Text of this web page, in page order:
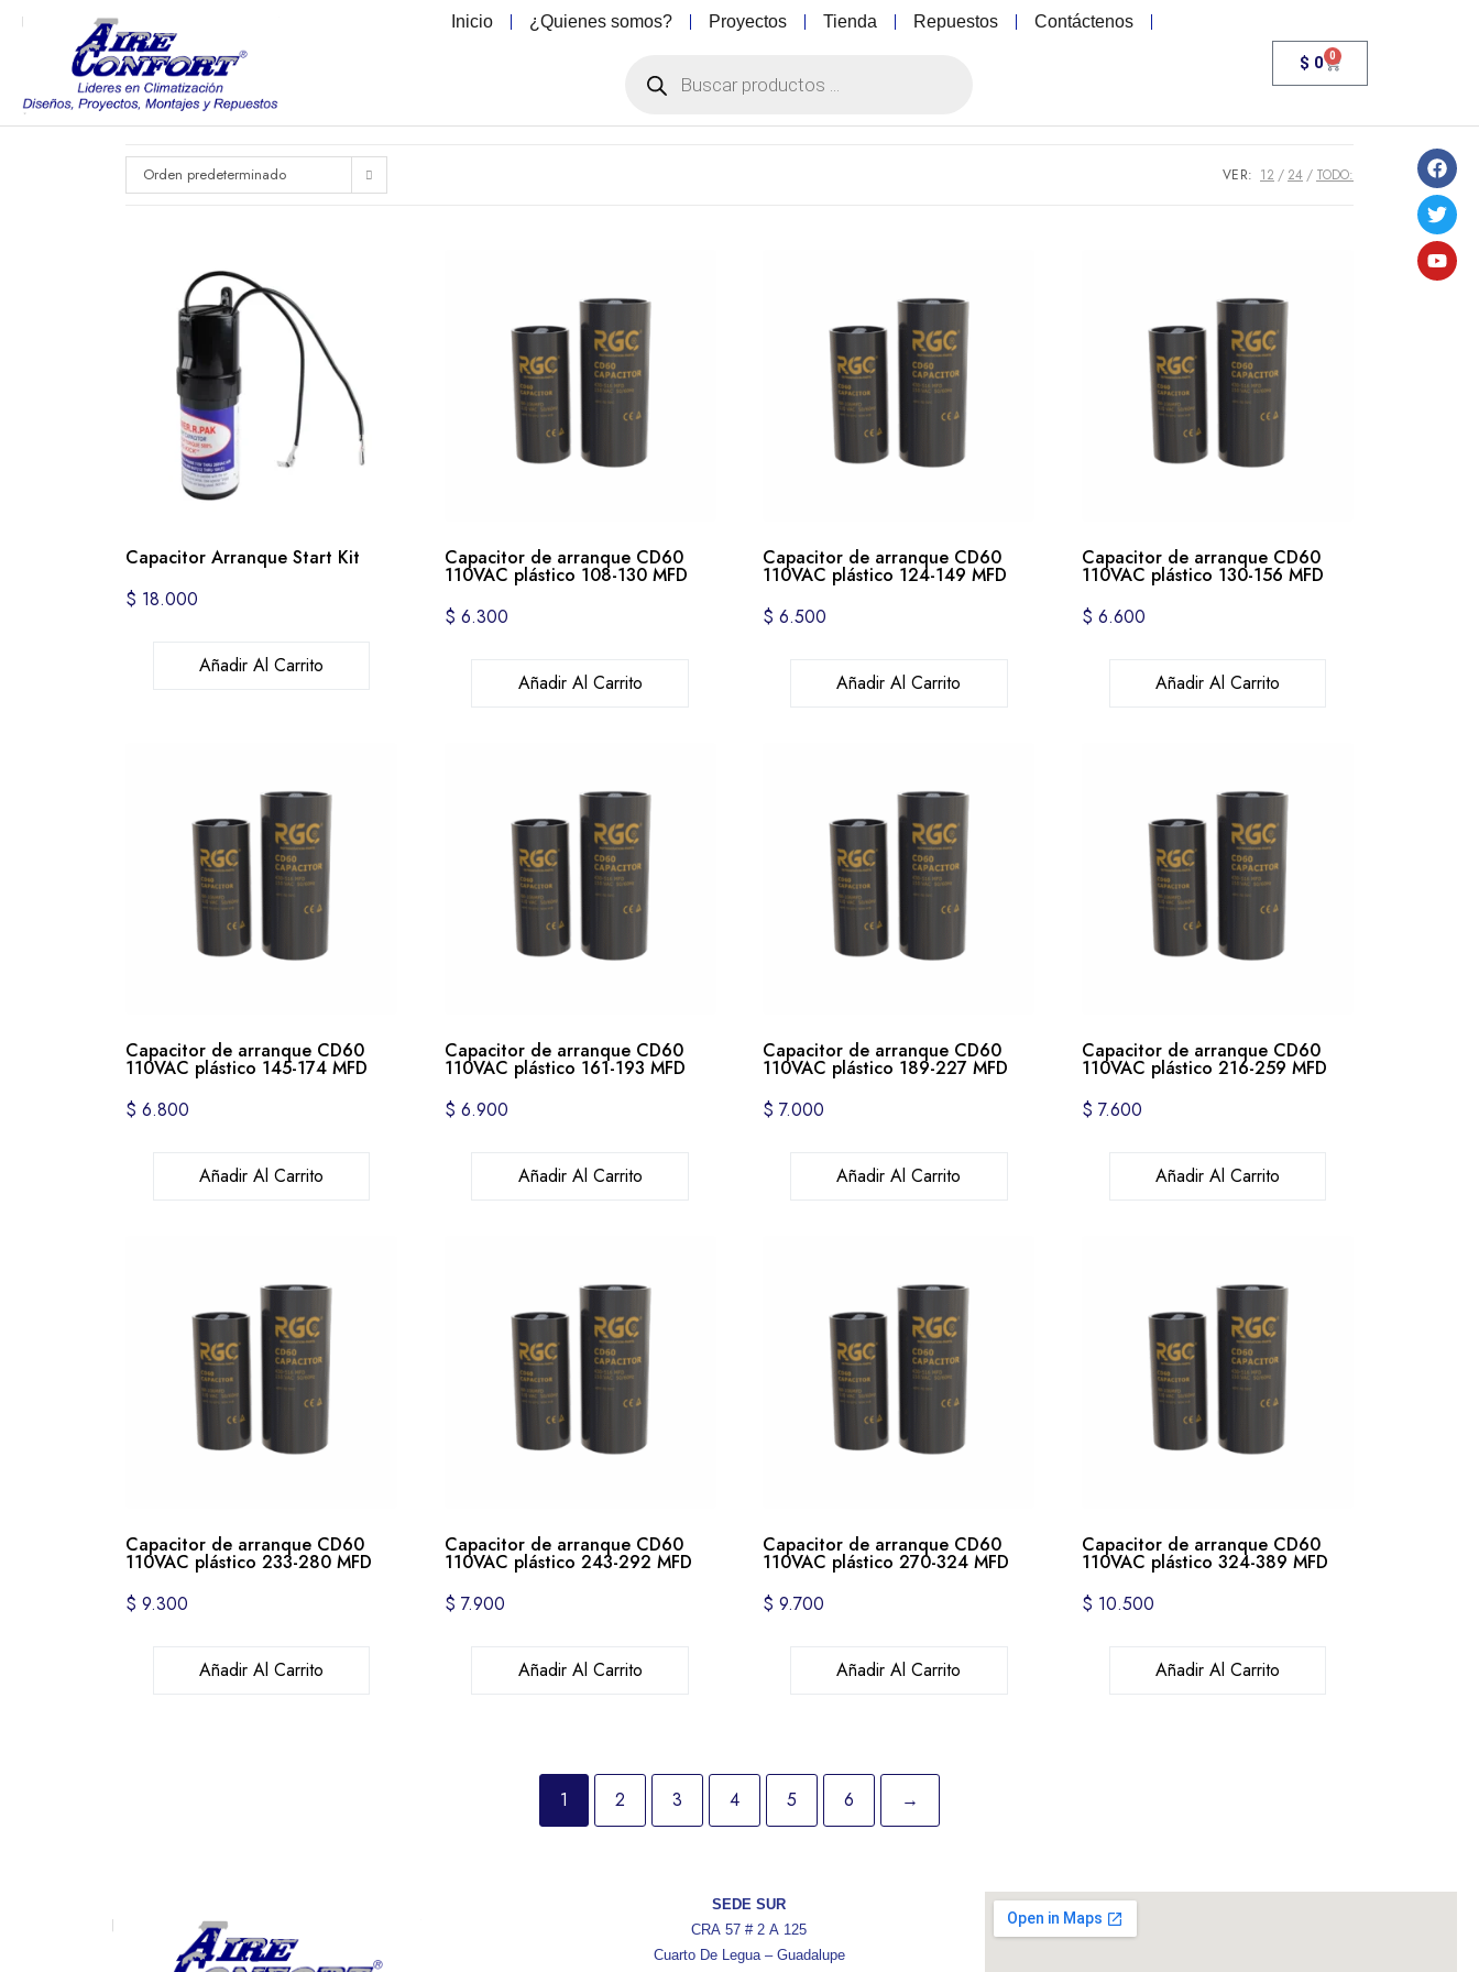
Inicio ¿Quienes somos? Proyectos Tienda Repuestos Contáctenos
$ 0 0
Orden predeterminado VER: 12 24 TODO:
Capacitor Arranque Start Kit
$ 18.000
Añadir Al Carrito
Capacitor de arranque CD60
110VAC plástico 108-130 MFD
$ 6.300
Añadir Al Carrito
Capacitor de arranque CD60
110VAC plástico 124-149 MFD
$ 6.500
Añadir Al Carrito
Capacitor de arranque CD60
110VAC plástico 130-156 MFD
$ 6.600
Añadir Al Carrito
Capacitor de arranque CD60
110VAC plástico 145-174 MFD
$ 6.800
Añadir Al Carrito
Capacitor de arranque CD60
110VAC plástico 161-193 MFD
$ 6.900
Añadir Al Carrito
Capacitor de arranque CD60
110VAC plástico 189-227 MFD
$ 7.000
Añadir Al Carrito
Capacitor de arranque CD60
110VAC plástico 216-259 MFD
$ 7.600
Añadir Al Carrito
Capacitor de arranque CD60
110VAC plástico 233-280 MFD
$ 9.300
Añadir Al Carrito
Capacitor de arranque CD60
110VAC plástico 243-292 MFD
$ 7.900
Añadir Al Carrito
Capacitor de arranque CD60
110VAC plástico 270-324 MFD
$ 9.700
Añadir Al Carrito
Capacitor de arranque CD60
110VAC plástico 324-389 MFD
$ 10.500
Añadir Al Carrito
1 2 3 4 5 6 →
SEDE SUR
CRA 57 # 2 A 125
Cuarto De Legua – Guadalupe